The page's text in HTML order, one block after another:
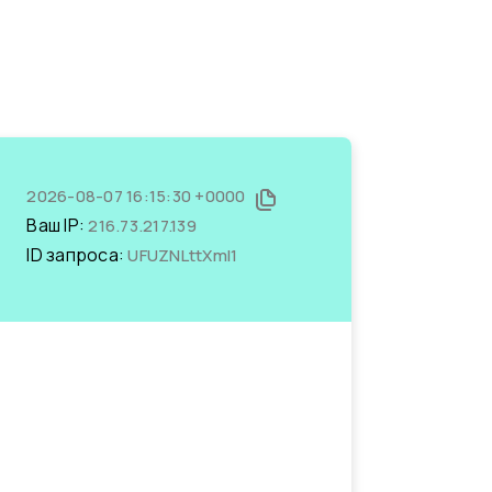
2026-08-07 16:15:30 +0000
Ваш IP:216.73.217.139
ID запроса:UFUZNLttXmI1